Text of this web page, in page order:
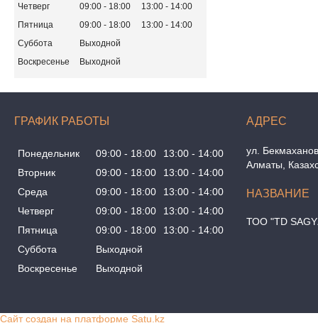
Четверг
09:00 18:00 13:00
14:00
Пятница
09:00 18:00 13:00
14:00
Суббота
Выходной
Воскресенье
Выходной
ГРАФИК РАБОТЫ
Понедельник 09:00 18:00 13:00
14:00
Вторник
09:00 18:00 13:00
14:00
Среда
09:00 18:00 13:00
14:00
Четверг
09:00 18:00 13:00
14:00
Пятница
09:00 18:00 13:00
14:00
Суббота
Выходной
Воскресенье
Выходной
ул.
Алматы,
ТОО "TD
Сайт создан на платформе Satu.kz